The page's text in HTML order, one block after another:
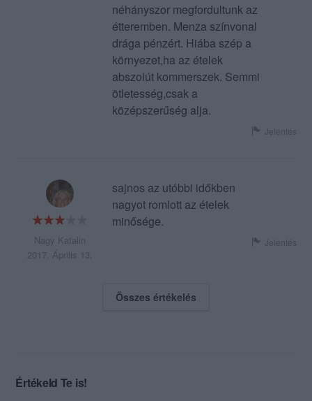
néhányszor megfordultunk az
étteremben. Menza színvonal
drága pénzért. Hiába szép a
környezet,ha az ételek
abszolút kommerszek. Semmi
ötletesség,csak a
középszerűség alja.
Jelentés
Nagy Katalin
2017. Április 13.
sajnos az utóbbi időkben
nagyot romlott az ételek
minősége.
Jelentés
Összes értékelés
Értékeld Te is!